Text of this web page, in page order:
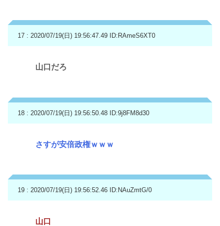
17 : 2020/07/19(日) 19:56:47.49 ID:RAmeS6XT0
山口だろ
18 : 2020/07/19(日) 19:56:50.48 ID:9j8FM8d30
さすが安倍政権ｗｗｗ
19 : 2020/07/19(日) 19:56:52.46 ID:NAuZmtG/0
山口